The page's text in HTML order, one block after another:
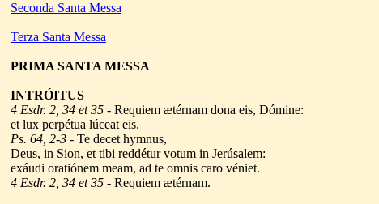
Seconda Santa Messa
Terza Santa Messa
PRIMA SANTA MESSA
INTRÓITUS
4 Esdr. 2, 34 et 35 - Requiem ætérnam dona eis, Dómine:
et lux perpétua lúceat eis.
Ps. 64, 2-3 - Te decet hymnus,
Deus, in Sion, et tibi reddétur votum in Jerúsalem:
exáudi oratiónem meam, ad te omnis caro véniet.
4 Esdr. 2, 34 et 35 - Requiem ætérnam.